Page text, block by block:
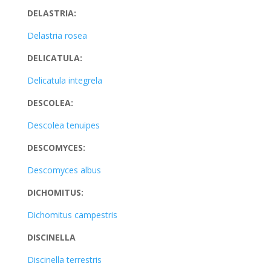
DELASTRIA:
Delastria rosea
DELICATULA:
Delicatula integrela
DESCOLEA:
Descolea tenuipes
DESCOMYCES:
Descomyces albus
DICHOMITUS:
Dichomitus campestris
DISCINELLA
Discinella terrestris